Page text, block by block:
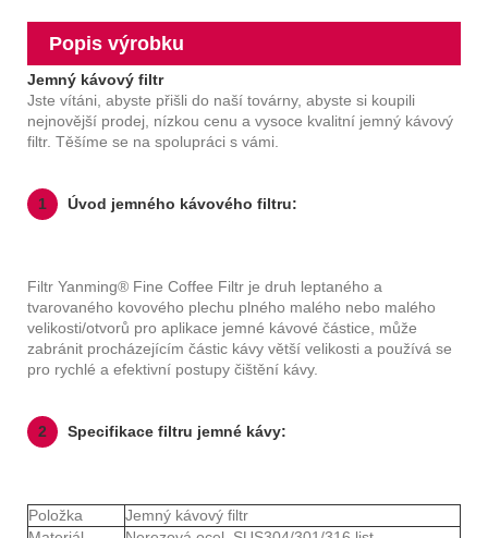
Popis výrobku
Jemný kávový filtr
Jste vítáni, abyste přišli do naší továrny, abyste si koupili
nejnovější prodej, nízkou cenu a vysoce kvalitní jemný kávový
filtr. Těšíme se na spolupráci s vámi.
1 Úvod jemného kávového filtru:
Filtr Yanming® Fine Coffee Filtr je druh leptaného a
tvarovaného kovového plechu plného malého nebo malého
velikosti/otvorů pro aplikace jemné kávové částice, může
zabránit procházejícím částic kávy větší velikosti a používá se
pro rychlé a efektivní postupy čištění kávy.
2 Specifikace filtru jemné kávy:
Položka
Jemný kávový filtr